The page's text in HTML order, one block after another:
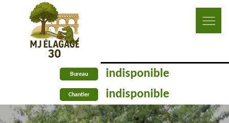
Bureau indisponible
Chantier indisponible